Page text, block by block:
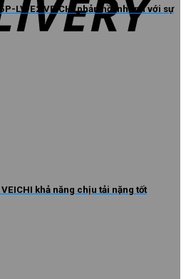
LV-E2 VEICHI phản hồi nhanh với sự
khả năng chịu tải nặng tốt